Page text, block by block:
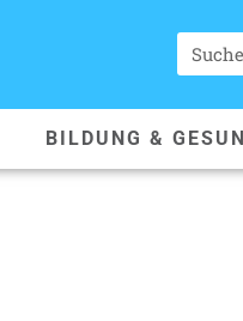
BILDUNG &